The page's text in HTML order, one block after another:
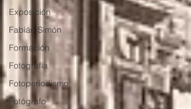
Exposición
Fabián Simón
Formación
Fotografía
Fotoperiodismo
Fotógrafo